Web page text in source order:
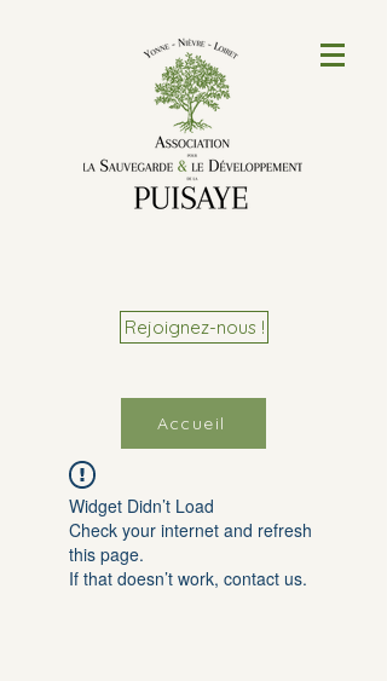
Rejoignez-nous !
Accueil
Widget Didn’t Load
Check your internet and refresh
this page.
If that doesn’t work, contact us.